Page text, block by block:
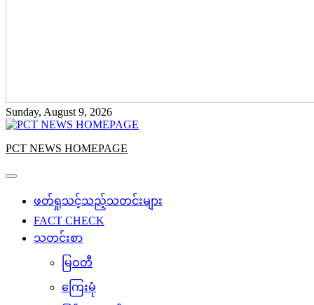
Sunday, August 9, 2026
PCT NEWS HOMEPAGE
ဖတ်ရှုသင့်သည့်သတင်းများ
FACT CHECK
သတင်းစာ
မြဝတီ
ကြေးမုံ